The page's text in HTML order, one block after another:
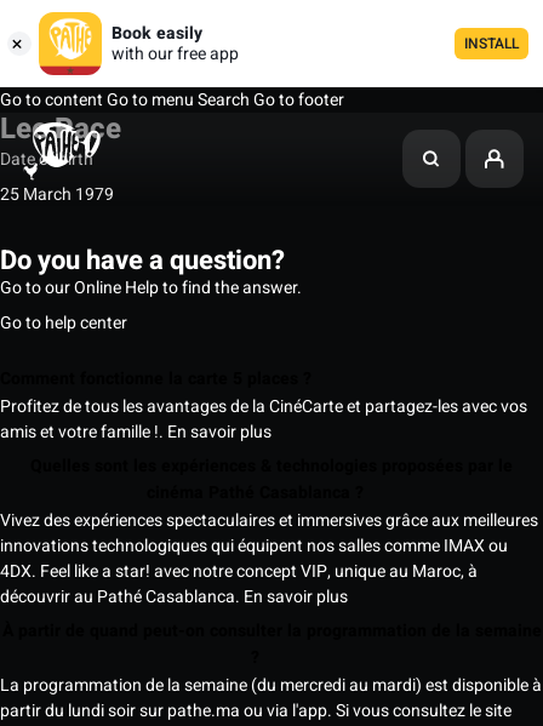
Book easily
with our free app
INSTALL
Go to contentGo to menuSearchGo to footer
Lee Pace
Date of birth
25 March 1979
Do you have a question?
Go to our Online Help to find the answer.
Go to help center
Profitez de tous les avantages de la CinéCarte et partagez-les avec vos
amis et votre famille !. En savoir plus
Vivez des expériences spectaculaires et immersives grâce aux meilleures
innovations technologiques qui équipent nos salles comme IMAX ou
4DX. Feel like a star! avec notre concept VIP, unique au Maroc, à
découvrir au Pathé Casablanca. En savoir plus
La programmation de la semaine (du mercredi au mardi) est disponible à
partir du lundi soir sur pathe.ma ou via l'app. Si vous consultez le site